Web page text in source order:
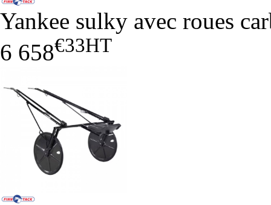
Yankee sulky avec roues
6 658€33HT